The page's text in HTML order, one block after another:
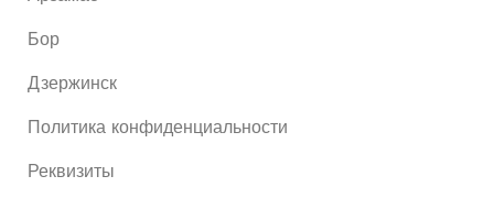
Бор
Дзержинск
Политика конфиденциальности
Реквизиты